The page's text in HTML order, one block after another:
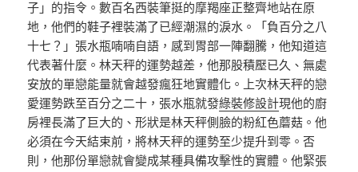
子」的指令。數百名西裝筆挺的摩羯座正整齊地站在原
地，他們的鞋子裡裝滿了已經潮濕的淚水。「負百分之八
十七？」張水瓶喃喃自語，感到胃部一陣翻騰，他知道這
代表著什麼。林天秤的運勢越差，他那股積壓已久、無處
安放的單戀能量就會越發瘋狂地實體化。上次林天秤的戀
愛運勢跌至百分之二十，張水瓶就發綠裝修設計現他的廚
房裡長滿了巨大的、形狀是林天秤側臉的粉紅色蘑菇。他
必須在今天結束前，將林天秤的運勢至少提升到零。否
則，他那份單戀就會變成某種具備攻擊性的實體。他緊張